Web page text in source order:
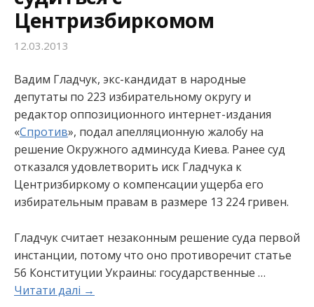
Центризбиркомом
12.03.2013
Вадим Гладчук, экс-кандидат в народные
депутаты по 223 избирательному округу и
редактор оппозиционного интернет-издания
«Спротив», подал апелляционную жалобу на
решение Окружного админсуда Киева. Ранее суд
отказался удовлетворить иск Гладчука к
Центризбиркому о компенсации ущерба его
избирательным правам в размере 13 224 гривен.
Гладчук считает незаконным решение суда первой
инстанции, потому что оно противоречит статье
56 Конституции Украины: государственные …
Читати далі →